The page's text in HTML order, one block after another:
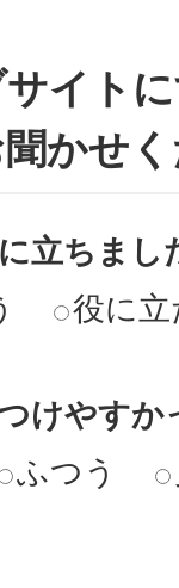
イト
かせ
立ちまし
役に
けやすか
ふつう